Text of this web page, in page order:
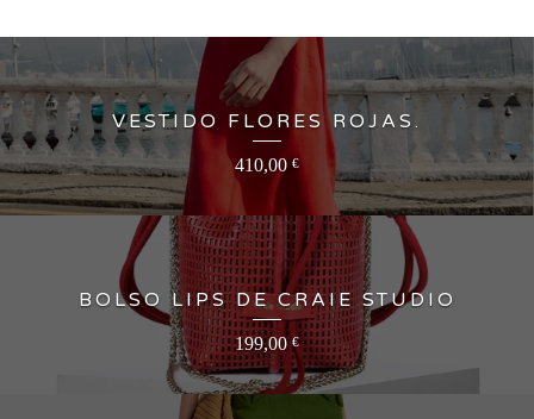
VESTIDO FLORES ROJAS.
410,00 €
BOLSO LIPS DE CRAIE STUDIO
199,00 €